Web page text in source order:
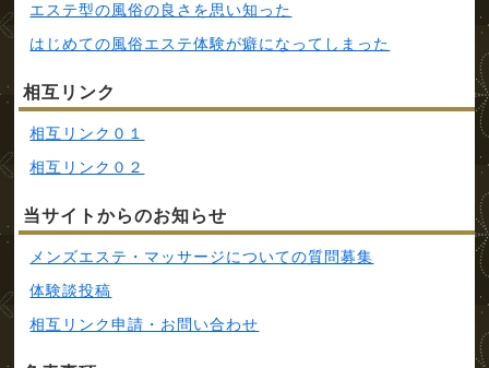
エステ型の風俗の良さを思い知った
はじめての風俗エステ体験が癖になってしまった
相互リンク
相互リンク０１
相互リンク０２
当サイトからのお知らせ
メンズエステ・マッサージについての質問募集
体験談投稿
相互リンク申請・お問い合わせ